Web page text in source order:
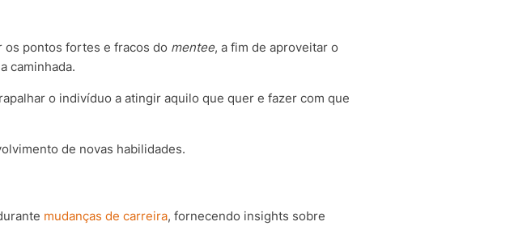
os pontos fortes e fracos do mentee, a fim de aproveitar o
caminhada.
o indivíduo a atingir aquilo que quer e fazer com que
de novas habilidades.
mudanças de carreira, fornecendo insights sobre